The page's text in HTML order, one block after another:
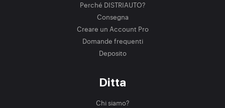
Perché DISTRIAUTO?
Consegna
Creare un Account Pro
Domande frequenti
Deposito
Ditta
Chi siamo?